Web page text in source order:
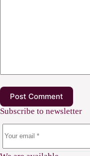
Post Comment
Subscribe to newsletter